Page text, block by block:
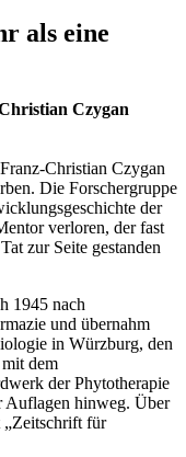
als eine
Czygan
Christian Czygan
Die Forschergruppe
der
verloren, der fast
zur Seite gestanden
1945 nach
und übernahm
in Würzburg, den
dem
der Phytotherapie
Auflagen hinweg. Über
„Zeitschrift für